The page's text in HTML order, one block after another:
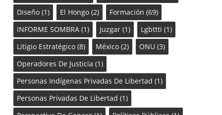
Diseño(1) El Hongo(2) Formación (69)
INFORME SOMBRA(1) Juzgar(1) Lgbttti (1)
Litigio Estratégico(8) México(2) ONU (3)
Operadores De Justicia (1)
Personas Indígenas Privadas De Libertad (1)
Personas Privadas De Libertad (1)